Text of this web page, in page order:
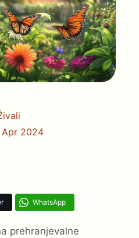
Apr 2024
WhatsApp
prehranjevalne